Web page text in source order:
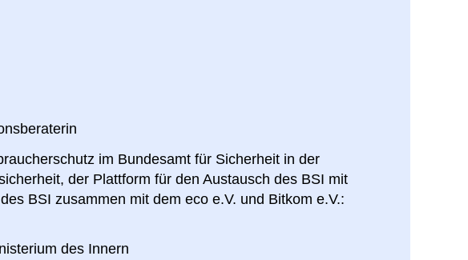
im Bundesamt für Sicherheit in der
der Plattform für den Austausch des BSI mit
BSI zusammen mit dem eco e.V. und Bitkom e.V.:
des Innern